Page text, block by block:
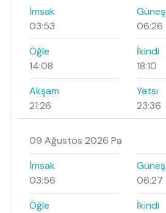
İmsak
03:53
Güneş
06:26
Öğle
14:08
İkindi
18:10
Akşam
21:26
Yatsı
23:36
09 Ağustos 2026 Pa
İmsak
03:56
Güneş
06:27
Öğle
İkindi